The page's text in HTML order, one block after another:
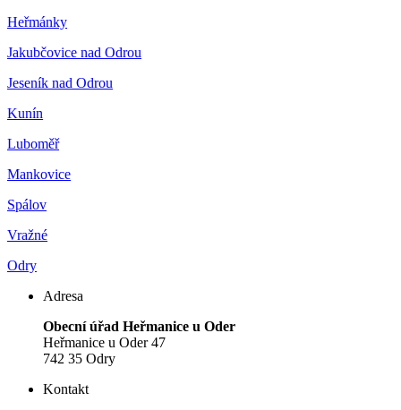
Heřmánky
Jakubčovice nad Odrou
Jeseník nad Odrou
Kunín
Luboměř
Mankovice
Spálov
Vražné
Odry
Adresa
Obecní úřad Heřmanice u Oder
Heřmanice u Oder 47
742 35 Odry
Kontakt